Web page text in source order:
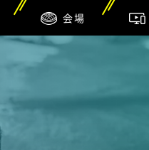
会場